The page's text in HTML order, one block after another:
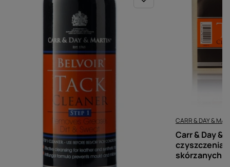
CARR & DAY & MARTIN
Carr & Day & Martin STEP 1 Belvoir
Tack Cleaner - spray do
czyszczenia skóry 500 ml
CARR & DAY &
Carr & Day &
czyszczenia
skórzanych